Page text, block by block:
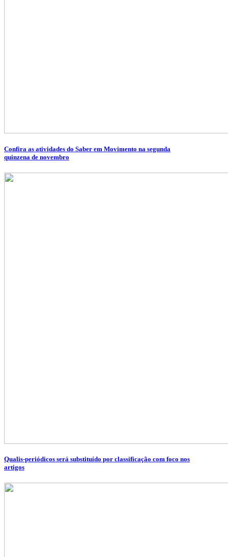
Confira as atividades do Saber em Movimento na segunda
quinzena de novembro
Qualis-periódicos será substituído por classificação com foco nos
artigos